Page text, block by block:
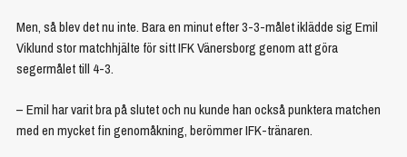
Men, så blev det nu inte. Bara en minut efter 3-3-målet iklädde sig Emil
Viklund stor matchhjälte för sitt IFK Vänersborg genom att göra
segermålet till 4-3.
– Emil har varit bra på slutet och nu kunde han också punktera matchen
med en mycket fin genomåkning, berömmer IFK-tränaren.